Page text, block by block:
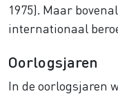
1975). Maar
internationaal
Oorlogsjaren
In de oorlogsjaren